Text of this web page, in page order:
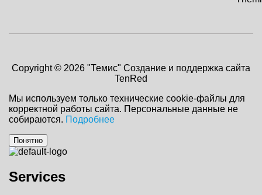
Copyright © 2026 "Темис" Создание и поддержка сайта
TenRed
Мы используем только технические cookie-файлы для
корректной работы сайта. Персональные данные не
собираются. Подробнее
Понятно
Services